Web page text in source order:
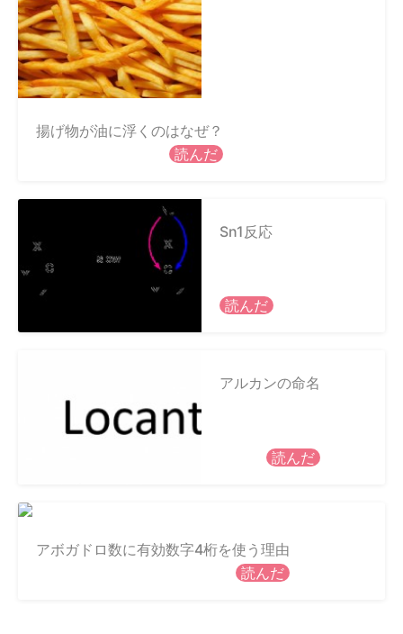
揚げ物が油に浮くのはなぜ？
読んだ
Sn1反応
読んだ
アルカンの命名
読んだ
アボガドロ数に有効数字4桁を使う理由
読んだ